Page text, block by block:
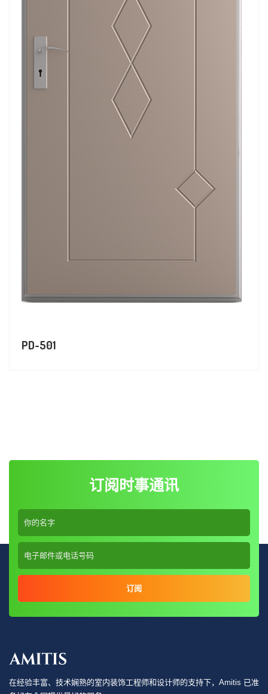
PD-501
订阅时事通讯
订阅
在经验丰富、技术娴熟的室内装饰工程师和设计师的支持下，Amitis 已准